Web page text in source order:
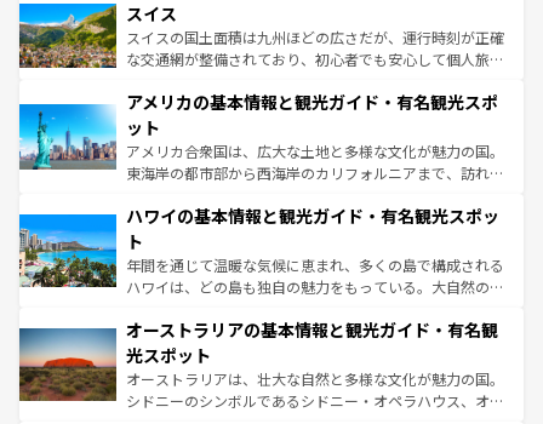
を参照してほしい。
は、お酒好きな人にはぜひ体験してほしい。 なお、新着の
ドイツ情報はコンテンツ一覧を参照してほしい。
リアごとに異なる魅力がある。また、優雅なアフタヌーン
ティー、ビール好きにはたまらない英国パブ、サッカー観
戦など、本場だからこそできる体験も豊富。イギリスを旅
ンツ一覧を参照してほしい。
スイス
スイスの国土面積は九州ほどの広さだが、運行時刻が正確
な交通網が整備されており、初心者でも安心して個人旅行
の建物がそのまま残る町や、スイスならではのユニークな
博物館もあり、アルプス観光だけでなく町歩きも満喫する
ことができる。国民の所得が高いため物価も高いが、旅行
者向けの交通パス提供のサービスもあり、うまく活用すれ
着のスイス情報はコンテンツ一覧を参照してほしい。
アメリカの基本情報と観光ガイド・有名観光スポ
ット
アメリカ合衆国は、広大な土地と多様な文化が魅力の国。
東海岸の都市部から西海岸のカリフォルニアまで、訪れる
のような巨大都市は、観光、ショッピング、エンターテイ
ンメントが詰まった刺激的なスポットだ。一方、アメリカ
西部には大自然が広がり、グランドキャニオンやイエロー
ストーン国立公園といった絶景が堪能できる。さらに、南
文化が魅力。旅行者はアメリカの各地域で異なる魅力を楽
しみながら、その多様性と豊かな歴史を感じることができ
るだろう。車でのロードトリップや列車の旅も、アメリカ
ならではの贅沢な旅のスタイルだ。 なお、新着のアメリカ
情報は コンテンツ一覧 を参照してほしい。
ハワイの基本情報と観光ガイド・有名観光スポッ
ト
年間を通じて温暖な気候に恵まれ、多くの島で構成される
ハワイは、どの島も独自の魅力をもっている。大自然の神
ワイ島は見逃せない。また、定番の観光地といえばオアフ
島だが、静かな自然を求めるならマウイ島やカウアイ島が
おすすめ。エメラルドグリーンに輝く海をはじめ、豊かな
文化や歴史が息づいている。「アロハスピリット」と呼ば
オーストラリアの基本情報と観光ガイド・有名観
光スポット
オーストラリアは、壮大な自然と多様な文化が魅力の国。
シドニーのシンボルであるシドニー・オペラハウス、オー